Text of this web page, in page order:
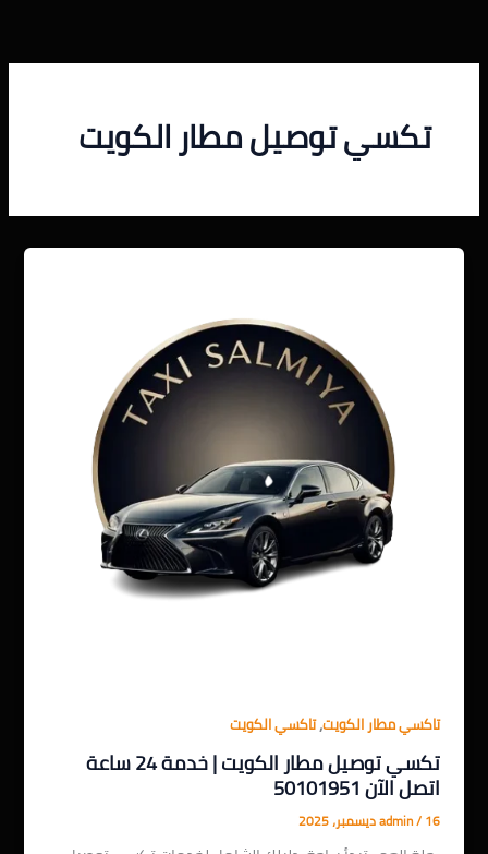
المحتوى
تكسي توصيل مطار الكويت
تاكسي مطار الكويت,تاكسي الكويت
تكسي توصيل مطار الكويت | خدمة 24 ساعة
اتصل الآن 50101951
admin/16 ديسمبر، 2025